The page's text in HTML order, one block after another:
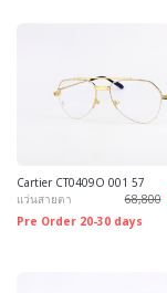
Cartier CT0409O 001 57
แว่นสายตา
68,800
Pre Order 20-30 days